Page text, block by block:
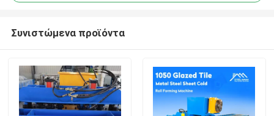
Συνιστώμενα προϊόντα